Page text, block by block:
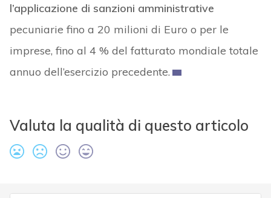
l’applicazione di sanzioni amministrative
pecuniarie fino a 20 milioni di Euro o per le
imprese, fino al 4 % del fatturato mondiale totale
annuo dell’esercizio precedente.
Valuta la qualità di questo articolo